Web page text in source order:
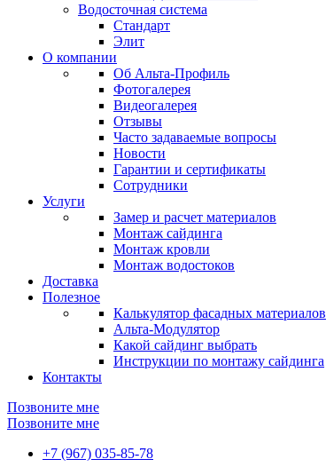
Водосточная система
Стандарт
Элит
О компании
Об Альта-Профиль
Фотогалерея
Видеогалерея
Отзывы
Часто задаваемые вопросы
Новости
Гарантии и сертификаты
Сотрудники
Услуги
Замер и расчет материалов
Монтаж сайдинга
Монтаж кровли
Монтаж водостоков
Доставка
Полезное
Калькулятор фасадных материалов
Альта-Модулятор
Какой сайдинг выбрать
Инструкции по монтажу сайдинга
Контакты
Позвоните мне
Позвоните мне
+7 (967) 035-85-78